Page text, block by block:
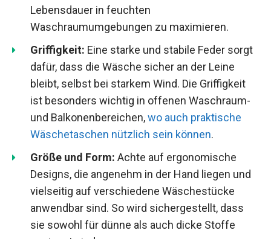
Lebensdauer in feuchten
Waschraumumgebungen zu maximieren.
Griffigkeit: Eine starke und stabile Feder sorgt
dafür, dass die Wäsche sicher an der Leine
bleibt, selbst bei starkem Wind. Die Griffigkeit
ist besonders wichtig in offenen Waschraum-
und Balkonenbereichen,wo auch praktische
Wäschetaschen nützlich sein können.
Größe und Form: Achte auf ergonomische
Designs, die angenehm in der Hand liegen und
vielseitig auf verschiedene Wäschestücke
anwendbar sind. So wird sichergestellt, dass
sie sowohl für dünne als auch dicke Stoffe